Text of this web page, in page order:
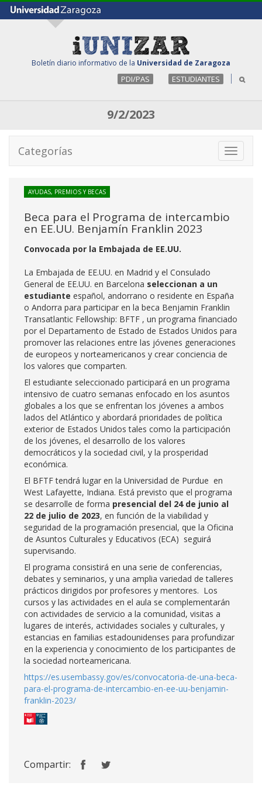
Boletín diario informativo de la Universidad de Zaragoza
PDI/PAS ESTUDIANTES
9/2/2023
Toggle
Categorías
AYUDAS, PREMIOS Y BECAS
Beca para el Programa de intercambio
en EE.UU. Benjamín Franklin 2023
Convocada por la Embajada de EE.UU.
La Embajada de EE.UU. en Madrid y el Consulado
General de EE.UU. en Barcelona seleccionan a un
estudiante español, andorrano o residente en España
o Andorra para participar en la beca Benjamin Franklin
Transatlantic Fellowship: BFTF , un programa financiado
por el Departamento de Estado de Estados Unidos para
promover las relaciones entre las jóvenes generaciones
de europeos y norteamericanos y crear conciencia de
los valores que comparten.
El estudiante seleccionado participará en un programa
intensivo de cuatro semanas enfocado en los asuntos
globales a los que se enfrentan los jóvenes a ambos
lados del Atlántico y abordará prioridades de política
exterior de Estados Unidos tales como la participación
de los jóvenes, el desarrollo de los valores
democráticos y la sociedad civil, y la prosperidad
económica.
El BFTF tendrá lugar en la Universidad de Purdue en
West Lafayette, Indiana. Está previsto que el programa
se desarrolle de forma presencial del 24 de junio al
22 de julio de 2023, en función de la viabilidad y
seguridad de la programación presencial, que la Oficina
de Asuntos Culturales y Educativos (ECA) seguirá
supervisando.
El programa consistirá en una serie de conferencias,
debates y seminarios, y una amplia variedad de talleres
prácticos dirigidos por profesores y mentores. Los
cursos y las actividades en el aula se complementarán
con actividades de servicio a la comunidad, visitas a
lugares de interés, actividades sociales y culturales, y
estancias en familias estadounidenses para profundizar
en la experiencia y conocimiento de los participantes de
la sociedad norteamericana.
https://es.usembassy.gov/es/convocatoria-de-una-beca-
para-el-programa-de-intercambio-en-ee-uu-benjamin-
franklin-2023/
Compartir: